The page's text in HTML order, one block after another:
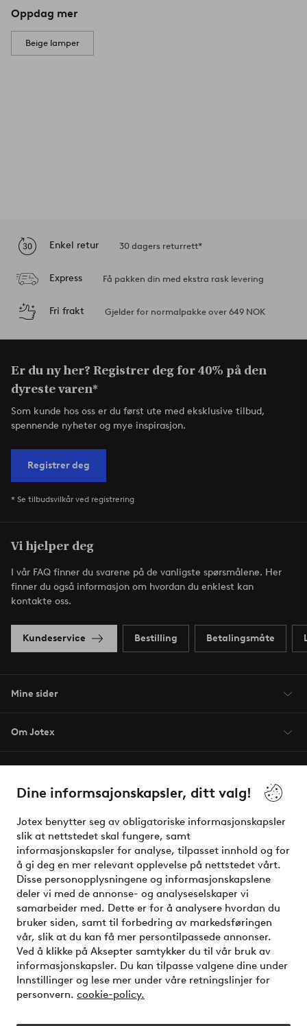
Dine informsajonskapsler, ditt valg!
Jotex benytter seg av obligatoriske informasjonskapsler
slik at nettstedet skal fungere, samt
informasjonskapsler for analyse, tilpasset innhold og for
å gi deg en mer relevant opplevelse på nettstedet vårt.
Disse personopplysningene og informasjonskapslene
deler vi med de annonse- og analyseselskaper vi
samarbeider med. Dette er for å analysere hvordan du
bruker siden, samt til forbedring av markedsføringen
vår, slik at du kan få mer persontilpassede annonser.
Ved å klikke på Aksepter samtykker du til vår bruk av
informasjonskapsler. Du kan tilpasse valgene dine under
Innstillinger og lese mer under våre retningslinjer for
personvern. cookie-policy.
Oppdag mer
Beige lamper
Enkel retur 30 dagers returrett*
Express Få pakken din med ekstra rask levering
Fri frakt Gjelder for normalpakke over 649 NOK
Er du ny her? Registrer deg for 40% på den
dyreste varen*
Som kunde hos oss er du først ute med eksklusive tilbud,
spennende nyheter og mye inspirasjon.
Registrer deg
* Se tilbudsvilkår ved registrering
Vi hjelper deg
I vår FAQ finner du svarene på de vanligste spørsmålene. Her
finner du også informasjon om hvordan du enklest kan
kontakte oss.
Kundeservice Bestilling Betalingsmåte
Mine sider
Om Jotex
Venner
Sikre betalinger - Betal direkte eller del opp
Vil du vite mer om våre betalingsalternativer?
elpy